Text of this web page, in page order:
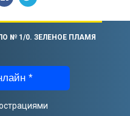
№ 1/0. ЗЕЛЕНОЕ ПЛАМЯ
*